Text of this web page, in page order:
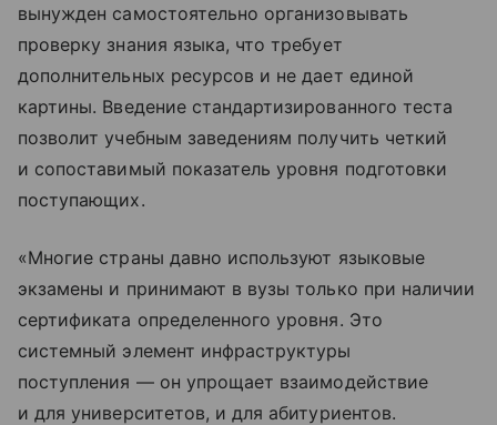
вынужден самостоятельно организовывать
проверку знания языка, что требует
дополнительных ресурсов и не дает единой
картины. Введение стандартизированного теста
позволит учебным заведениям получить четкий
и сопоставимый показатель уровня подготовки
поступающих.
«Многие страны давно используют языковые
экзамены и принимают в вузы только при наличии
сертификата определенного уровня. Это
системный элемент инфраструктуры
поступления — он упрощает взаимодействие
и для университетов, и для абитуриентов.